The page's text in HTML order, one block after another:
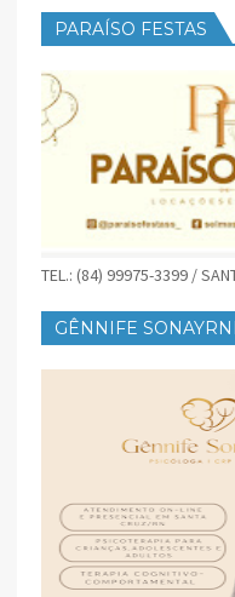
PARAÍSO FESTAS
TEL.: (84) 99975-3399 /
GÊNNIFE